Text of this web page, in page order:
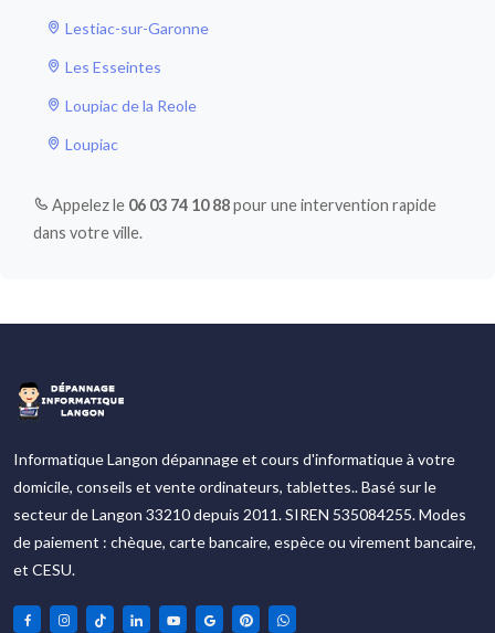
Lestiac-sur-Garonne
Les Esseintes
Loupiac de la Reole
Loupiac
Appelez le 06 03 74 10 88pour une intervention rapide
dans votre ville.
Informatique Langon dépannage et cours d'informatique à votre
domicile, conseils et vente ordinateurs, tablettes.. Basé sur le
secteur de Langon 33210 depuis 2011. SIREN 535084255. Modes
de paiement : chèque, carte bancaire, espèce ou virement bancaire,
et CESU.